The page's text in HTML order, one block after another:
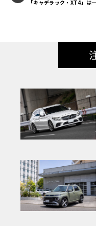
ぼF1」の車体構造のた
ンなものだという。エ
のに対し、F50では5色
エロー、シルバー、ブ
用意されたという。
前編（下の「関連記事
せしているのはタミヤ
を制作した作品だ。特
で、各部に的確なディ
だが、ボディ塗装など
「キャデラック・XT4」は